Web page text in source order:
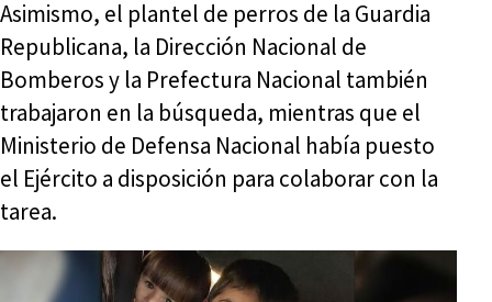
Asimismo, el plantel de perros de la Guardia
Republicana, la Dirección Nacional de
Bomberos y la Prefectura Nacional también
trabajaron en la búsqueda, mientras que el
Ministerio de Defensa Nacional había puesto
el Ejército a disposición para colaborar con la
tarea.